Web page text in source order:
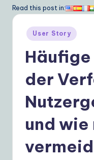
o
G
Read this post in:
Posted
in
User Story
der
und wie